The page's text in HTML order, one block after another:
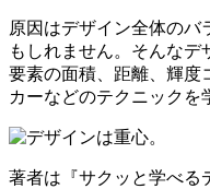
原因はデザイン全体のバ
もしれません。そんな
要素の面積、距離、輝度
カーなどのテクニックを
著者は『サクッと学べる